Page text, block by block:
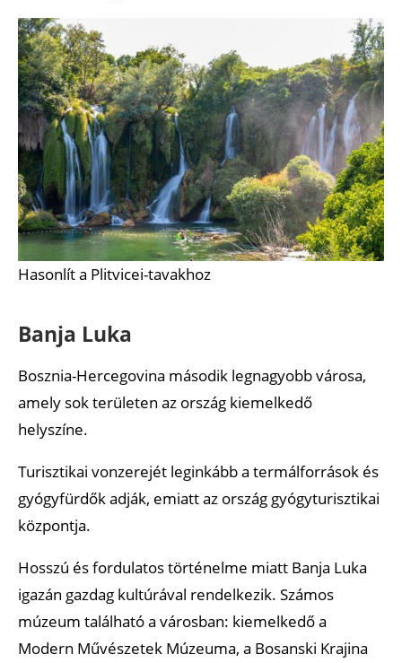
Hasonlít a Plitvicei-tavakhoz
Banja Luka
Bosznia-Hercegovina második legnagyobb városa,
amely sok területen az ország kiemelkedő
helyszíne.
Turisztikai vonzerejét leginkább a termálforrások és
gyógyfürdők adják, emiatt az ország gyógyturisztikai
központja.
Hosszú és fordulatos történelme miatt Banja Luka
igazán gazdag kultúrával rendelkezik. Számos
múzeum található a városban: kiemelkedő a
Modern Művészetek Múzeuma, a Bosanski Krajina